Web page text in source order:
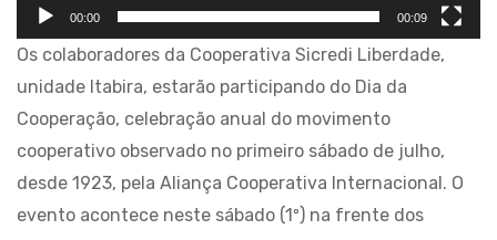
00:00 00:09
Os colaboradores da Cooperativa Sicredi Liberdade,
unidade Itabira, estarão participando do Dia da
Cooperação, celebração anual do movimento
cooperativo observado no primeiro sábado de julho,
desde 1923, pela Aliança Cooperativa Internacional. O
evento acontece neste sábado (1º) na frente dos